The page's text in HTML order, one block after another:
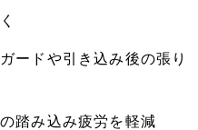
ードや引き込み後の張り
踏み込み疲労を軽減